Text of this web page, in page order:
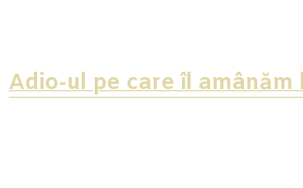
Adio-ul pe care îl amânăm